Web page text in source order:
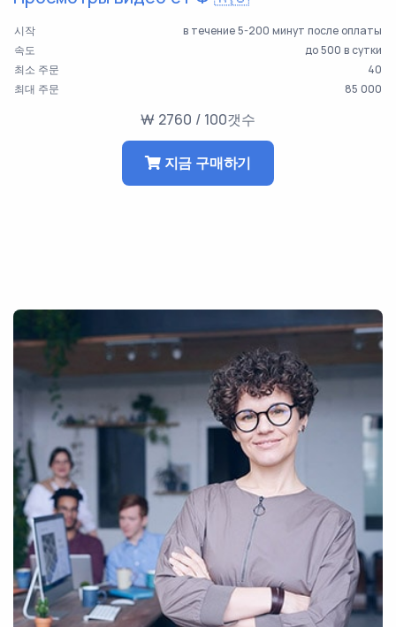
시작
в течение 5-200 минут после оплаты
속도
до 500 в сутки
최소 주문
40
최대 주문
85 000
₩ 2760 / 100갯수
지금 구매하기